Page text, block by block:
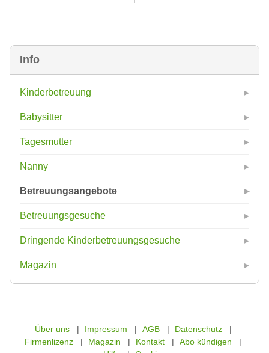
Info
Kinderbetreuung
Babysitter
Tagesmutter
Nanny
Betreuungsangebote
Betreuungsgesuche
Dringende Kinderbetreuungsgesuche
Magazin
Über uns Impressum AGB
Datenschutz
Firmenlizenz
Magazin Kontakt
Abo kündigen